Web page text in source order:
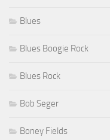
Blues
Blues Boogie Rock
Blues Rock
Bob Seger
Boney Fields